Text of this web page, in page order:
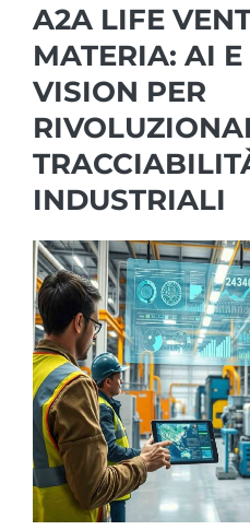
A2A LIFE
MATERIA: AI
VISION PER
INDUSTRIALI